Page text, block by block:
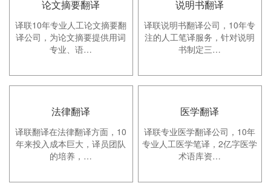
论文摘要翻译
译联10年专业人工论文摘要翻
译公司，为论文摘要提供用词
专业、语…
说明书翻译
译联说明书翻译公司，10年专
注的人工笔译服务，针对说明
书制定三…
法律翻译
译联翻译在法律翻译方面，10
年来投入成本巨大，译员团队
的培养，…
医学翻译
译联专业医学翻译公司，10年
专业人工医学笔译，2亿字医学
术语库资…